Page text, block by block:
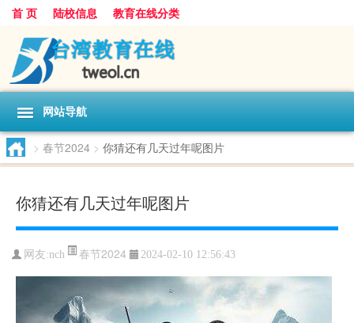
首 页 陆校信息 教育在线分类
网站导航
> 春节2024 > 你猜还有几天过年呢图片
你猜还有几天过年呢图片
网友:nch 春节2024 2024-02-10 12:56:43